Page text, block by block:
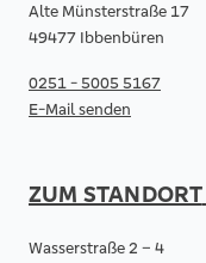
Alte Münsterstraße 17
49477 Ibbenbüren
0251 - 5005 5167
E-Mail senden
ZUM STANDORT
Wasserstraße 2 – 4